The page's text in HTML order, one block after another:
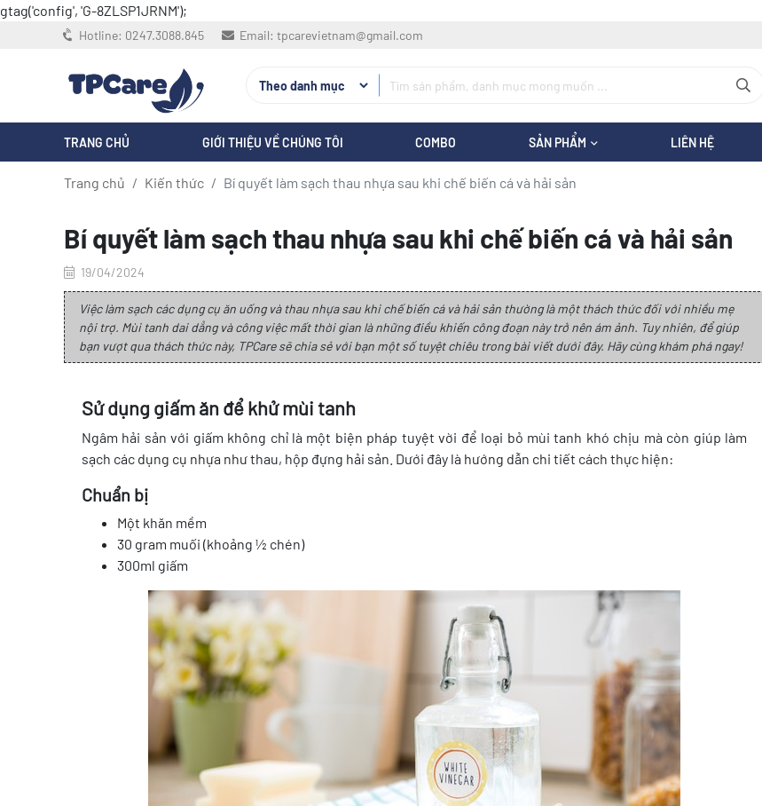
gtag('config', 'G-8ZLSP1JRNM');
Hotline: 0247.3088.845 Email: tpcarevietnam@gmail.com
TRANG CHỦ GIỚI THIỆU VỀ CHÚNG TÔI COMBO SẢN PHẨM LIÊN HỆ
Trang chủ Kiến thức Bí quyết làm sạch thau nhựa sau khi chế biến cá và hải sản
Bí quyết làm sạch thau nhựa sau khi chế biến cá và hải sản
19/04/2024
Việc làm sạch các dụng cụ ăn uống và thau nhựa sau khi chế biến cá và hải sản thường là một thách thức đối với nhiều mẹ
nội trợ. Mùi tanh dai dẳng và công việc mất thời gian là những điều khiến công đoạn này trở nên ám ảnh. Tuy nhiên, để giúp
bạn vượt qua thách thức này, TPCare sẽ chia sẻ với bạn một số tuyệt chiêu trong bài viết dưới đây. Hãy cùng khám phá ngay!
Sử dụng giấm ăn để khử mùi tanh
Ngâm hải sản với giấm không chỉ là một biện pháp tuyệt vời để loại bỏ mùi tanh khó chịu mà còn giúp làm
sạch các dụng cụ nhựa như thau, hộp đựng hải sản. Dưới đây là hướng dẫn chi tiết cách thực hiện:
Chuẩn bị
Một khăn mềm
30 gram muối (khoảng ½ chén)
300ml giấm